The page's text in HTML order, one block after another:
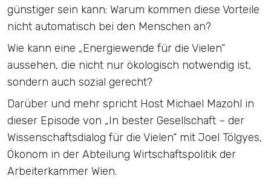
günstiger sein kann: Warum kommen diese Vorteile
nicht automatisch bei den Menschen an?
Wie kann eine „Energiewende für die Vielen“
aussehen, die nicht nur ökologisch notwendig ist,
sondern auch sozial gerecht?
Darüber und mehr spricht Host Michael Mazohl in
dieser Episode von „In bester Gesellschaft – der
Wissenschaftsdialog für die Vielen“ mit Joel Tölgyes,
Ökonom in der Abteilung Wirtschaftspolitik der
Arbeiterkammer Wien.